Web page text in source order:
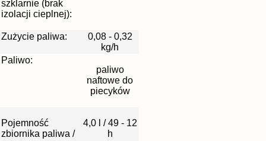
szklarnie (brak
izolacji cieplnej):
Zużycie paliwa:
0,08 - 0,32
kg/h
Paliwo:
paliwo
naftowe do
piecyków
Pojemność
zbiornika paliwa /
4,0 l / 49 - 12
h